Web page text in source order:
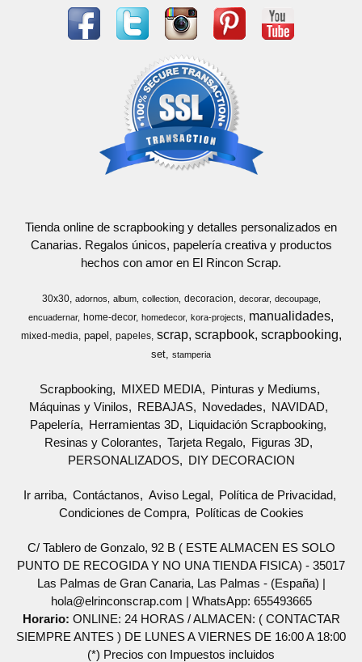
Tienda online de scrapbooking y detalles personalizados en
Canarias. Regalos únicos, papelería creativa y productos
hechos con amor en El Rincon Scrap.
30x30 adornos album collection decoracion decorar
decoupage
encuadernar
home-decor homedecor kora-projects manualidades
mixed-media papel papeles scrap scrapbook scrapbooking
set stamperia
Scrapbooking MIXED MEDIA
Pinturas y Mediums
Máquinas y Vinilos
REBAJAS Novedades
NAVIDAD
Papelería
Herramientas 3D
Liquidación Scrapbooking
Resinas y Colorantes
Tarjeta Regalo
Figuras 3D
PERSONALIZADOS
DIY DECORACION
Ir arriba Contáctanos Aviso Legal
Política de Privacidad
Condiciones de Compra
Políticas de Cookies
C/ Tablero de Gonzalo, 92 B ( ESTE ALMACEN ES SOLO
PUNTO DE RECOGIDA Y NO UNA TIENDA FISICA) - 35017
Las Palmas de Gran Canaria, Las Palmas - (España) |
hola@elrinconscrap.com | WhatsApp: 655493665
Horario: ONLINE: 24 HORAS / ALMACEN: ( CONTACTAR
SIEMPRE ANTES ) DE LUNES A VIERNES DE 16:00 A 18:00
(*) Precios con Impuestos incluidos